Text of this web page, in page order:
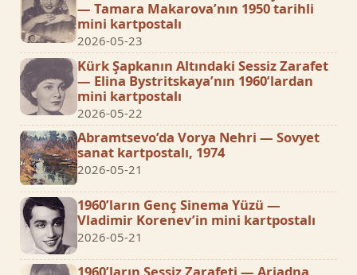
— Tamara Makarova’nın 1950 tarihli
mini kartpostalı
2026-05-23
Kürk Şapkanın Altındaki Sessiz Zarafet
— Elina Bystritskaya’nın 1960’lardan
mini kartpostalı
2026-05-22
Abramtsevo’da Vorya Nehri — Sovyet
sanat kartpostalı, 1974
2026-05-21
1960’ların Genç Sinema Yüzü —
Vladimir Korenev’in mini kartpostalı
2026-05-21